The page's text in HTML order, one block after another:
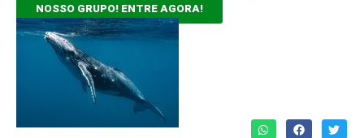
NOSSO GRUPO! ENTRE AGORA!